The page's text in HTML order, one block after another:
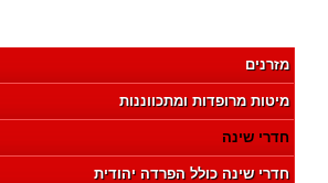
מזרנים
מיטות מרופדות ומתכווננות
חדרי שינה
חדרי שינה כולל הפרדה יהודית